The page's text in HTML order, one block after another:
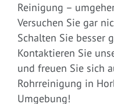
Reinigung –
Versuchen Sie gar
Schalten Sie besser
Kontaktieren Sie
und freuen Sie sich
Rohrreinigung in
Umgebung!